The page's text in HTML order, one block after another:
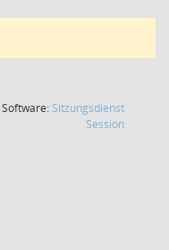
Software: Sitzungsdienst
Session(Wird in